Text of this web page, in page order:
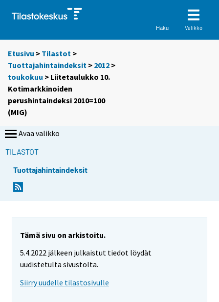
Haku Valikko
Etusivu > Tilastot >
Tuottajahintaindeksit > 2012 >
toukokuu > Liitetaulukko 10.
Kotimarkkinoiden
perushintaindeksi 2010=100
(MIG)
Avaa valikko
TILASTOT
Tuottajahintaindeksit
Tämä sivu on arkistoitu.
5.4.2022 jälkeen julkaistut tiedot löydät
uudistetulta sivustolta.
Siirry uudelle tilastosivulle